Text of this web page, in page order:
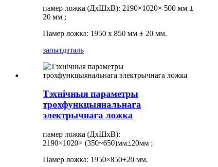
памер ложка (ДхШхВ): 2190×1020× 500 мм ±
20 мм ;
Памер ложка: 1950 x 850 мм ± 20 мм.
запытдэталь
Тэхнічныя параметры
трохфункцыянальнага
электрычнага ложка
памер ложка (ДхШхВ):
2190×1020× (350~650)мм±20мм ;
Памер ложка: 1950×850±20 мм.